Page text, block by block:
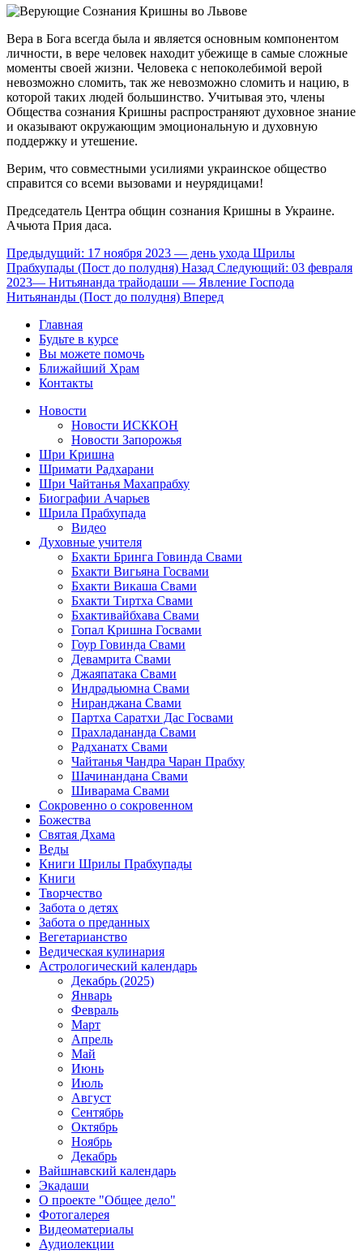
Вера в Бога всегда была и является основным компонентом
личности, в вере человек находит убежище в самые сложные
моменты своей жизни. Человека с непоколебимой верой
невозможно сломить, так же невозможно сломить и нацию, в
которой таких людей большинство. Учитывая это, члены
Общества сознания Кришны распространяют духовное знание
и оказывают окружающим эмоциональную и духовную
поддержку и утешение.
Верим, что совместными усилиями украинское общество
справится со всеми вызовами и неурядицами!
Председатель Центра общин сознания Кришны в Украине.
Ачьюта Прия даса.
Предыдущий: 17 ноября 2023 — день ухода Шрилы
Прабхупады (Пост до полудня) Назад Следующий: 03 февраля
2023— Нитьянанда трайодаши — Явление Господа
Нитьянанды (Пост до полудня) Вперед
Главная
Будьте в курсе
Вы можете помочь
Ближайший Храм
Контакты
Новости
Новости ИСККОН
Новости Запорожья
Шри Кришна
Шримати Радхарани
Шри Чайтанья Махапрабху
Биографии Ачарьев
Шрила Прабхупада
Видео
Духовные учителя
Бхакти Бринга Говинда Свами
Бхакти Вигьяна Госвами
Бхакти Викаша Свами
Бхакти Тиртха Свами
Бхактивайбхава Свами
Гопал Кришна Госвами
Гоур Говинда Свами
Девамрита Свами
Джаяпатака Свами
Индрадьюмна Свами
Ниранджана Свами
Партха Саратхи Дас Госвами
Прахладананда Свами
Радханатх Свами
Чайтанья Чандра Чаран Прабху
Шачинандана Свами
Шиварама Свами
Сокровенно о сокровенном
Божества
Святая Дхама
Веды
Книги Шрилы Прабхупады
Книги
Творчество
Забота о детях
Забота о преданных
Вегетарианство
Ведическая кулинария
Астрологический календарь
Декабрь (2025)
Январь
Февраль
Март
Апрель
Май
Июнь
Июль
Август
Сентябрь
Октябрь
Ноябрь
Декабрь
Вайшнавский календарь
Экадаши
О проекте "Общее дело"
Фотогалерея
Видеоматериалы
Аудиолекции